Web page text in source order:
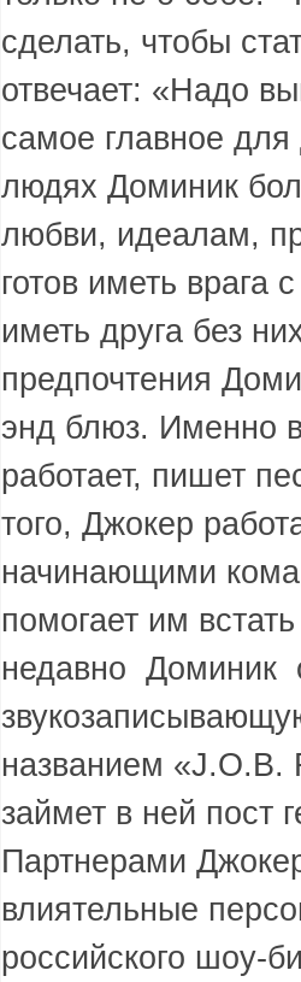
сделать, чтобы
отвечает: «Надо
самое главное
людях Доминик
любви, идеалам,
готов иметь врага
иметь друга без
предпочтения
энд блюз. Именно
работает, пишет
того, Джокер
начинающими
помогает им
недавно Доминик
названием
займет в ней пост
Партнерами
влиятельные
российского шоу-